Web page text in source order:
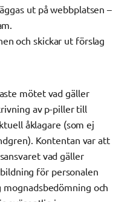
ut på webbplatsen –
och skickar ut förslag
mötet vad gäller
av p-piller till
åklagare (som ej
Kontentan var att
vad gäller
för personalen
och